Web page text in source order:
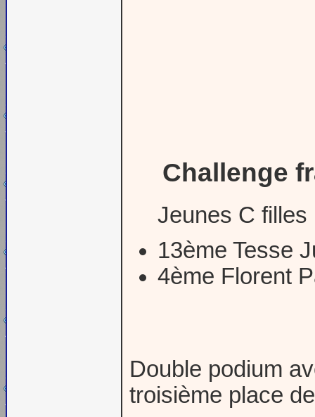
Challenge
Jeunes C filles
13ème Tesse
4ème Florent
Double podium
troisième place